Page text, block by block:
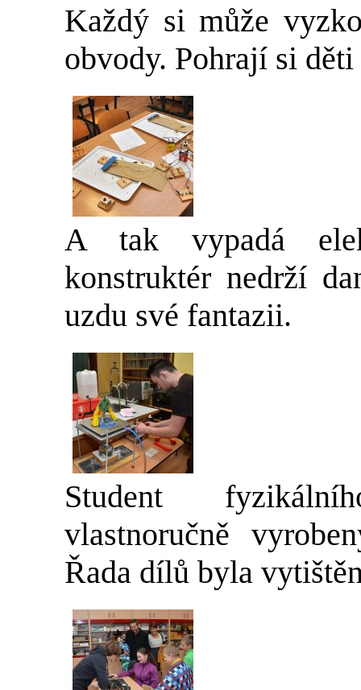
Každý si může
obvody. Pohrají si
A tak vypadá
konstruktér nedrží
uzdu své fantazii.
Student
vlastnoručně
Řada dílů byla